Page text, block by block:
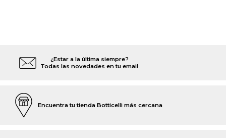
¿Estar a la última siempre?
Todas las novedades en tu email
Encuentra tu tienda Botticelli más cercana